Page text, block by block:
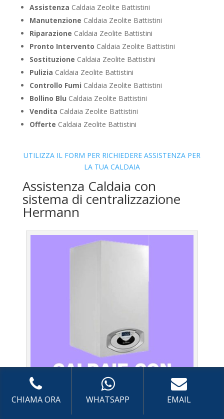
Assistenza Caldaia Zeolite Battistini
Manutenzione Caldaia Zeolite Battistini
Riparazione Caldaia Zeolite Battistini
Pronto Intervento Caldaia Zeolite Battistini
Sostituzione Caldaia Zeolite Battistini
Pulizia Caldaia Zeolite Battistini
Controllo Fumi Caldaia Zeolite Battistini
Bollino Blu Caldaia Zeolite Battistini
Vendita Caldaia Zeolite Battistini
Offerte Caldaia Zeolite Battistini
UTILIZZA IL FORM PER RICHIEDERE ASSISTENZA PER
LA TUA CALDAIA
Assistenza Caldaia con
sistema di centralizzazione
Hermann
CHIAMA ORA WHATSAPP EMAIL